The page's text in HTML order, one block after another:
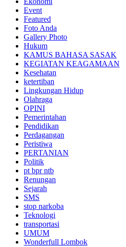
Event
Featured
Foto Anda
Gallery Photo
Hukum
KAMUS BAHASA SASAK
KEGIATAN KEAGAMAAN
Kesehatan
ketertiban
Lingkungan Hidup
Olahraga
OPINI
Pemerintahan
Pendidikan
Perdagangan
Peristiwa
PERTANIAN
Politik
pt bpr ntb
Renungan
Sejarah
SMS
stop narkoba
Teknologi
transportasi
UMUM
Wonderfull Lombok